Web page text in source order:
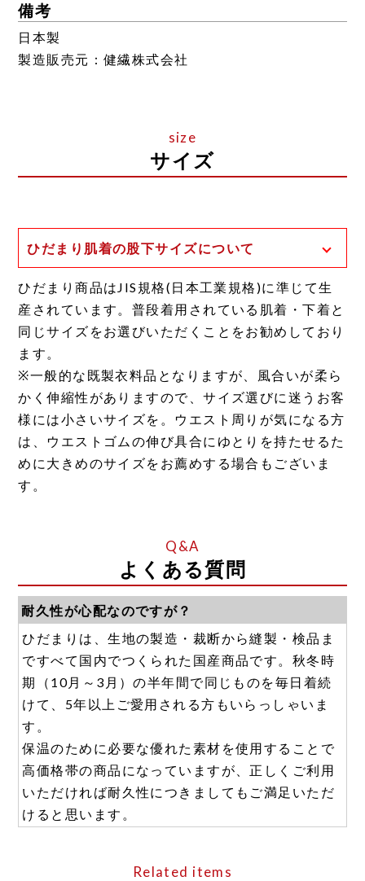
備考
日本製
製造販売元：健繊株式会社
サイズ
ひだまり肌着の股下サイズについて
一般的な股下の計測方法は、足の付け根から
裾までの長さとなります。
ひだまり肌着の場合、股上が深く、前股上と
方法を用いております。
そのため、一般的な計測方法に置き換えた場
合は表示サイズに約3〜5センチほどプラスし
た長さとなります。
●生地に厚みがあり、靴下をはいた場合、肌着
と重なる部分が膨れてしまうのを防ぐため。
ひだまり商品はJIS規格(日本工業規格)に準じて生
産されています。普段着用されている肌着・下着と
同じサイズをお選びいただくことをお勧めしており
ます。
※一般的な既製衣料品となりますが、風合いが柔ら
かく伸縮性がありますので、サイズ選びに迷うお客
様には小さいサイズを。ウエスト周りが気になる方
は、ウエストゴムの伸び具合にゆとりを持たせるた
めに大きめのサイズをお薦めする場合もございま
す。
よくある質問
耐久性が心配なのですが？
ひだまりは、生地の製造・裁断から縫製・検品ま
ですべて国内でつくられた国産商品です。秋冬時
期（10月～3月）の半年間で同じものを毎日着続
けて、5年以上ご愛用される方もいらっしゃいま
す。
保温のために必要な優れた素材を使用することで
高価格帯の商品になっていますが、正しくご利用
いただければ耐久性につきましてもご満足いただ
けると思います。